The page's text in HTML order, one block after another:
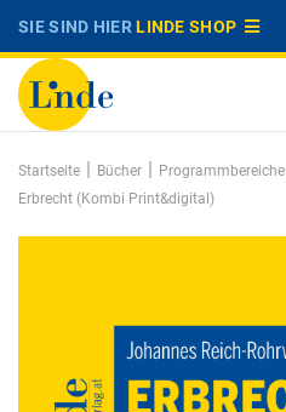
SIE SIND HIERLINDE SHOP
Startseite | Bücher | Programmbereiche
Erbrecht (Kombi Print&digital)